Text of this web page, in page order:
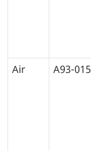
Air
A93-015